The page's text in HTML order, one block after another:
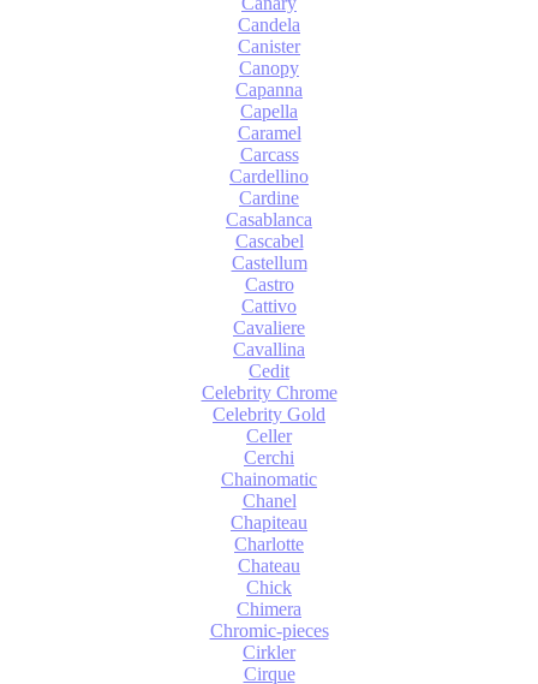
Candela
Canister
Canopy
Capanna
Capella
Caramel
Carcass
Cardellino
Cardine
Casablanca
Cascabel
Castellum
Castro
Cattivo
Cavaliere
Cavallina
Cedit
Celebrity Chrome
Celebrity Gold
Celler
Cerchi
Chainomatic
Chanel
Chapiteau
Charlotte
Chateau
Chick
Chimera
Chromic-pieces
Cirkler
Cirque